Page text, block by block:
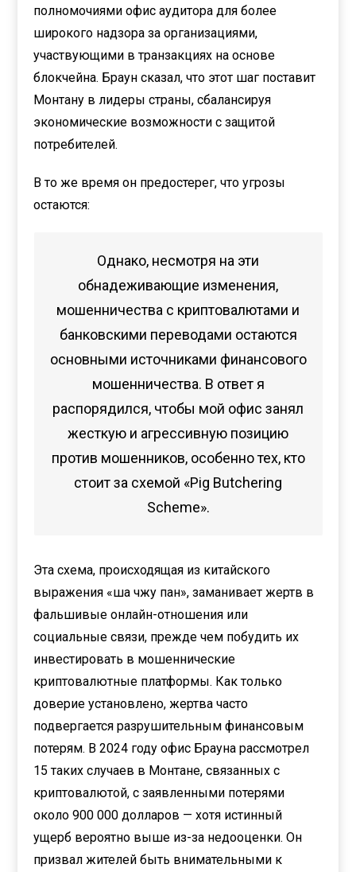
полномочиями офис аудитора для более
широкого надзора за организациями,
участвующими в транзакциях на основе
блокчейна. Браун сказал, что этот шаг поставит
Монтану в лидеры страны, сбалансируя
экономические возможности с защитой
потребителей.
В то же время он предостерег, что угрозы
остаются:
Однако, несмотря на эти
обнадеживающие изменения,
мошенничества с криптовалютами и
банковскими переводами остаются
основными источниками финансового
мошенничества. В ответ я
распорядился, чтобы мой офис занял
жесткую и агрессивную позицию
против мошенников, особенно тех, кто
стоит за схемой «Pig Butchering
Scheme».
Эта схема, происходящая из китайского
выражения «ша чжу пан», заманивает жертв в
фальшивые онлайн-отношения или
социальные связи, прежде чем побудить их
инвестировать в мошеннические
криптовалютные платформы. Как только
доверие установлено, жертва часто
подвергается разрушительным финансовым
потерям. В 2024 году офис Брауна рассмотрел
15 таких случаев в Монтане, связанных с
криптовалютой, с заявленными потерями
около 900 000 долларов — хотя истинный
ущерб вероятно выше из-за недооценки. Он
призвал жителей быть внимательными к